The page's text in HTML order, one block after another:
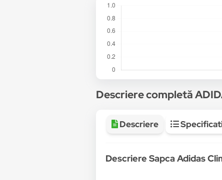
Descriere completă
Descriere
Descriere Sapca Adidas